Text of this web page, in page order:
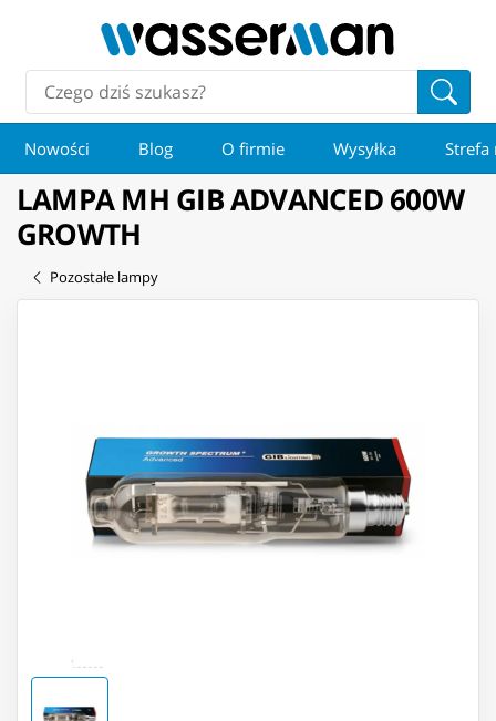
Nowości Blog O firmie Wysyłka Strefa
LAMPA MH GIB ADVANCED 600W
GROWTH
Pozostałe lampy